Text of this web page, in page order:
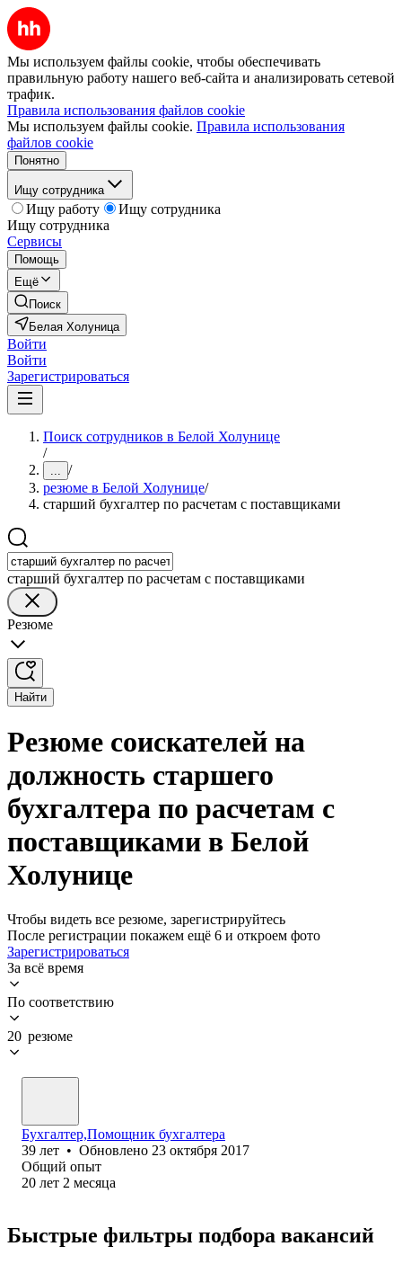
Мы используем файлы cookie, чтобы обеспечивать
правильную работу нашего веб-сайта и анализировать сетевой
трафик.
Правила использования файлов cookie
Мы используем файлы cookie. Правила использования
файлов cookie
Понятно
Ищу сотрудника
Ищу работу
Ищу сотрудника
Ищу сотрудника
Сервисы
Помощь
Ещё
Поиск
Белая Холуница
Войти
Войти
Зарегистрироваться
Поиск сотрудников в Белой Холунице
/
... /
резюме в Белой Холунице/
старший бухгалтер по расчетам с поставщиками
старший бухгалтер по расчетам с поставщиками
Резюме
Найти
Резюме соискателей на
должность старшего
бухгалтера по расчетам с
поставщиками в Белой
Холунице
Чтобы видеть все резюме, зарегистрируйтесь
После регистрации покажем ещё 6 и откроем фото
Зарегистрироваться
За всё время
По соответствию
20 резюме
Бухгалтер,Помощник бухгалтера
39 лет • Обновлено 23 октября 2017
Общий опыт
20 лет 2 месяца
Быстрые фильтры подбора вакансий